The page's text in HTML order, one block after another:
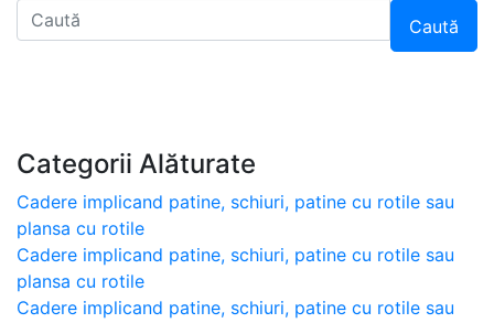
Caută
Categorii Alăturate
Cadere implicand patine, schiuri, patine cu rotile sau
plansa cu rotile
Cadere implicand patine, schiuri, patine cu rotile sau
plansa cu rotile
Cadere implicand patine, schiuri, patine cu rotile sau